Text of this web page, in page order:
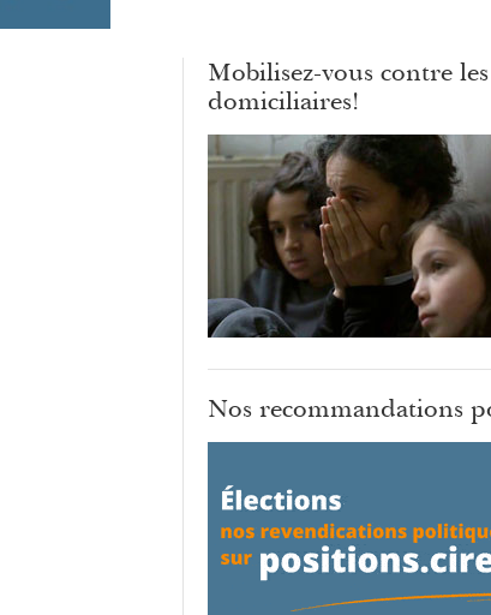
Mobilisez-vous contre
domiciliaires!
Nos recommandations